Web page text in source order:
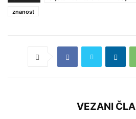
znanost
VEZANI